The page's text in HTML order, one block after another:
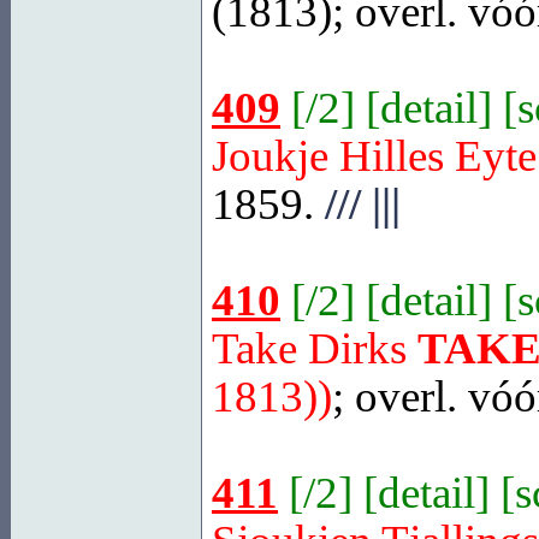
(1813); overl.
409 [/2] [detail] [
Joukje Hilles
1859. ///|||
410 [/2] [detail] [
Take Dirks
1813)); overl.
411 [/2] [detail] [